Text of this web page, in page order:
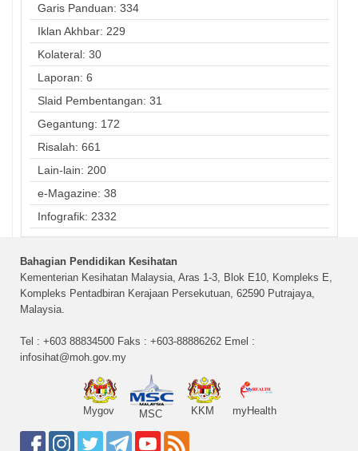
Garis Panduan: 334
Iklan Akhbar: 229
Kolateral: 30
Laporan: 6
Slaid Pembentangan: 31
Gegantung: 172
Risalah: 661
Lain-lain: 200
e-Magazine: 38
Infografik: 2332
Bahagian Pendidikan Kesihatan
Kementerian Kesihatan Malaysia, Aras 1-3, Blok E10, Kompleks E,
Kompleks Pentadbiran Kerajaan Persekutuan, 62590 Putrajaya,
Malaysia.
Tel : +603 88834500 Faks : +603-88886262 Emel :
infosihat@moh.gov.my
Mygov MSC KKM myHealth